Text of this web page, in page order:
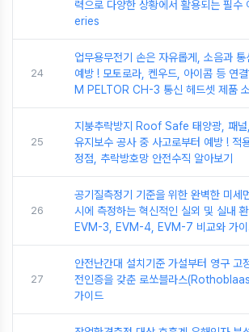
력으로 다양한 상황에서 활용되는 필
eries
24
업무용무전기 손은 자유롭게, 소음과
예방 ! 모토로라, 켄우드, 아이콤 등 연
M PELTOR CH-3 통신 헤드셋 제품
25
지붕추락방지 Roof Safe 태양광, 패널,
유지보수 공사 중 사고로부터 예방 ! 적
정점, 추락방호망 안전수직 알아보기
26
공기질측정기 기준을 위한 완벽한 미세
시에 측정하는 혁신적인 실외 및 실내
EVM-3, EVM-4, EVM-7 비교와 가
27
안전난간대 설치기준 가설부터 영구 고
전인증을 갖춘 로쏘블라스
가이드